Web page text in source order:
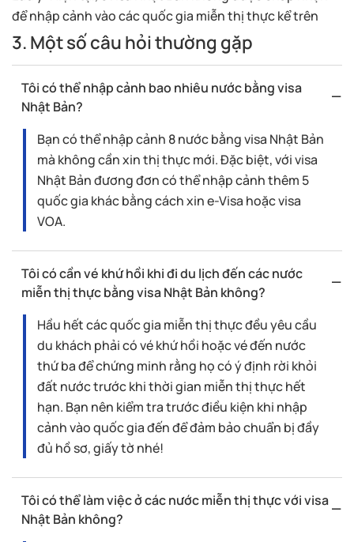
để nhập cảnh vào các quốc gia miễn thị thực kể trên
3. Một số câu hỏi thường gặp
Tôi có thể nhập cảnh bao nhiêu nước bằng visa
Nhật Bản?
Bạn có thể nhập cảnh 8 nước bằng visa Nhật Bản
mà không cần xin thị thực mới. Đặc biệt, với visa
Nhật Bản đương đơn có thể nhập cảnh thêm 5
quốc gia khác bằng cách xin e-Visa hoặc visa
VOA.
Tôi có cần vé khứ hồi khi đi du lịch đến các nước
miễn thị thực bằng visa Nhật Bản không?
Hầu hết các quốc gia miễn thị thực đều yêu cầu
du khách phải có vé khứ hồi hoặc vé đến nước
thứ ba để chứng minh rằng họ có ý định rời khỏi
đất nước trước khi thời gian miễn thị thực hết
hạn. Bạn nên kiểm tra trước điều kiện khi nhập
cảnh vào quốc gia đến để đảm bảo chuẩn bị đầy
đủ hồ sơ, giấy tờ nhé!
Tôi có thể làm việc ở các nước miễn thị thực với visa
Nhật Bản không?